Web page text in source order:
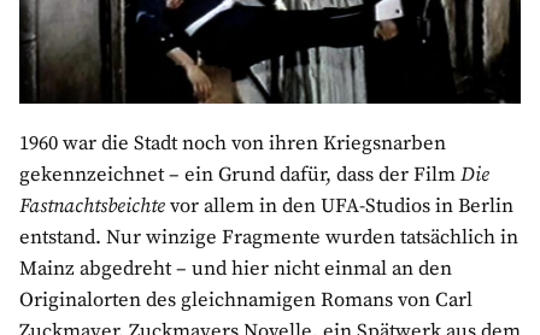
1960 war die Stadt noch von ihren Kriegsnarben
gekennzeichnet – ein Grund dafür, dass der FilmDie
Fastnachtsbeichtevor allem in den UFA-Studios in Berlin
entstand. Nur winzige Fragmente wurden tatsächlich in
Mainz abgedreht – und hier nicht einmal an den
Originalorten des gleichnamigen Romans von Carl